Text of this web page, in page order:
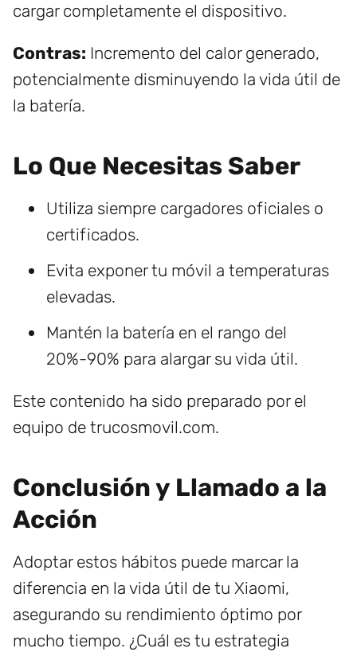
cargar completamente el dispositivo.
Contras: Incremento del calor generado,
potencialmente disminuyendo la vida útil de
la batería.
Lo Que Necesitas Saber
Utiliza siempre cargadores oficiales o
certificados.
Evita exponer tu móvil a temperaturas
elevadas.
Mantén la batería en el rango del
20%-90% para alargar su vida útil.
Este contenido ha sido preparado por el
equipo de trucosmovil.com.
Conclusión y Llamado a la
Acción
Adoptar estos hábitos puede marcar la
diferencia en la vida útil de tu Xiaomi,
asegurando su rendimiento óptimo por
mucho tiempo. ¿Cuál es tu estrategia